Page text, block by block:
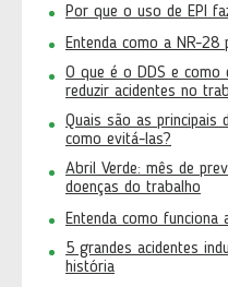
Por que o uso de EPI
Entenda como a NR-
O que é o DDS e como
reduzir acidentes no
Quais são as principais
como evitá-las?
Abril Verde: mês de
doenças do trabalho
Entenda como funciona
5 grandes acidentes
história